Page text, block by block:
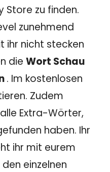
Store zu finden.
zunehmend
ihr nicht stecken
die Wort Schau
. Im kostenlosen
Zudem
Extra-Wörter,
haben. Ihr
ihr mit eurem
einzelnen